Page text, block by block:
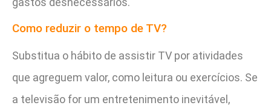
Como reduzir o tempo de TV?
Substitua o hábito de assistir TV por atividades
que agreguem valor, como leitura ou exercícios. Se
a televisão for um entretenimento inevitável,